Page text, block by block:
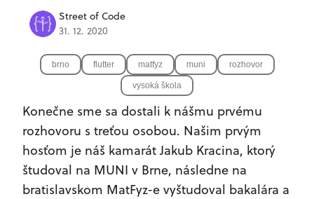
Street of Code
31. 12. 2020
brno flutter matfyz muni rozhovor
vysoká škola
Konečne sme sa dostali k nášmu prvému
rozhovoru s treťou osobou. Našim prvým
hosťom je náš kamarát Jakub Kracina, ktorý
študoval na MUNI v Brne, následne na
bratislavskom MatFyz-e vyštudoval bakalára a